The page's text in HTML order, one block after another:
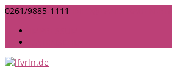
0261/9885-1111